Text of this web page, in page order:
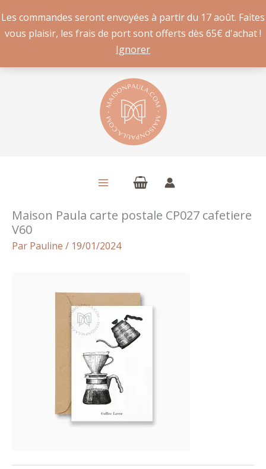
Les commandes seront envoyées à partir du 17 août. Faites
vous plaisir, les frais de port sont offerts dès 65€ d'achat !
Ignorer
Maison Paula carte postale CP027 cafetiere
V60
Par Pauline / 19/01/2024